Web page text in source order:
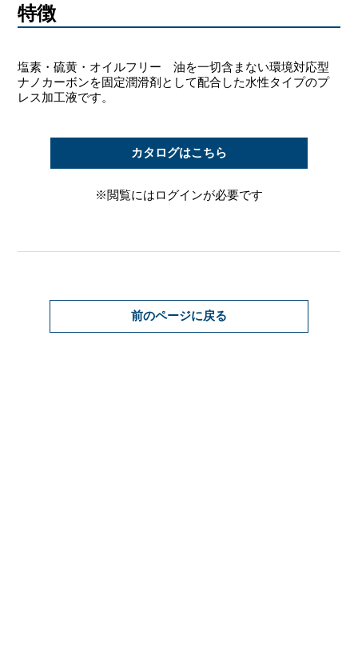
特徴
塩素・硫黄・オイルフリー 油を一切含まない環境対応型
ナノカーボンを固定潤滑剤として配合した水性タイプのプ
レス加工液です。
カタログはこちら
※閲覧にはログインが必要です
前のページに戻る